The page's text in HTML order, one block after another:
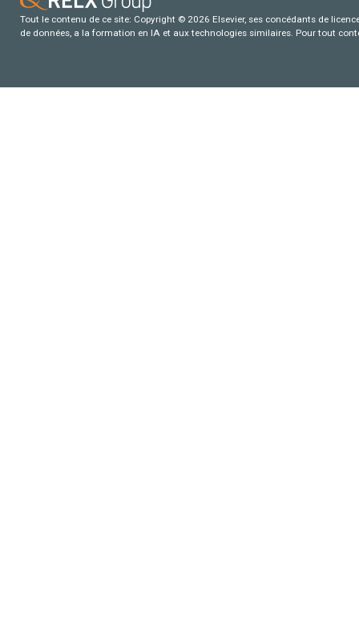
Tout le contenu de ce site: Copyright © 2026 Elsevier, ses concédants de
de données, a la formation en IA et aux technologies similaires. Pour tout